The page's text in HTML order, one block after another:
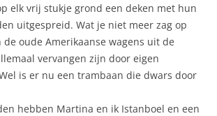
elk vrij stukje grond een deken met hun
uitgespreid. Wat je niet meer zag op
oude Amerikaanse wagens uit de
vervangen zijn door eigen
is er nu een trambaan die dwars door
hebben Martina en ik Istanboel en een